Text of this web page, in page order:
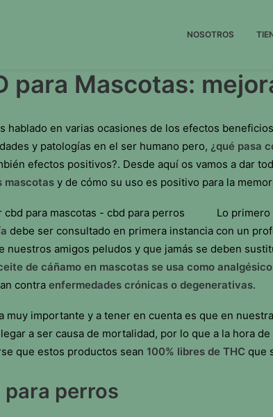
NOSOTROS
para Mascotas:
hablado en varias ocasiones de los efectos
y patologías en el ser humano pero, ¿qué pasa
efectos positivos?. Desde aquí os vamos a dar
mascotas y de cómo su uso es positivo para la
Lo
debe ser consultado en primera instancia con un
nuestros amigos peludos y que jamás se deben
de cáñamo en mascotas se usa como
contra enfermedades crónicas o degenerativas.
muy importante y a tener en cuenta es que en
a ser causa de mortalidad, por lo que a la hora de
que estos productos sean 100% libres de THC que
para perros